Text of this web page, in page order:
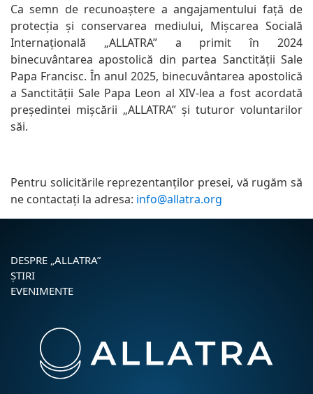
Ca semn de recunoaștere a angajamentului față de
protecția și conservarea mediului, Mișcarea Socială
Internațională „ALLATRA” a primit în 2024
binecuvântarea apostolică din partea Sanctității Sale
Papa Francisc. În anul 2025, binecuvântarea apostolică
a Sanctității Sale Papa Leon al XIV-lea a fost acordată
președintei mișcării „ALLATRA” și tuturor voluntarilor
săi.
Pentru solicitările reprezentanților presei, vă rugăm să
ne contactați la adresa: info@allatra.org
DESPRE „ALLATRA”
ŞTIRI
EVENIMENTE